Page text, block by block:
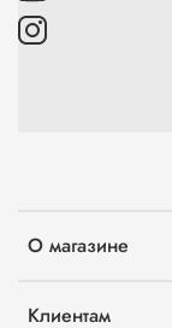
О магазине
Клиентам